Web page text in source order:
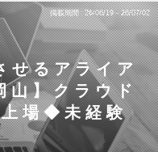
掲載期間 26/06/19～26/07/02
せるアライア
山】クラウド
場◆未経験